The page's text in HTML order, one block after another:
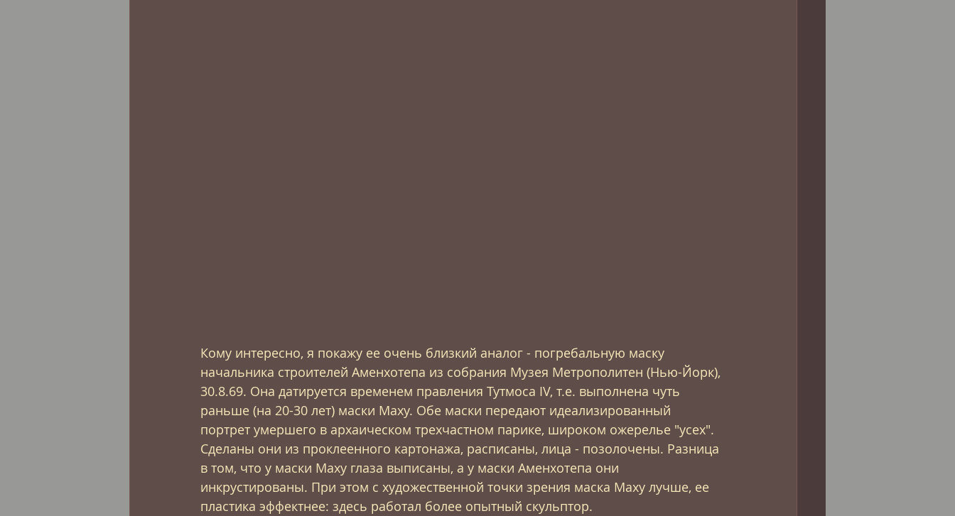
Кому интересно, я покажу ее очень близкий аналог - погребальную маску
начальника строителей Аменхотепа из собрания Музея Метрополитен (Нью-Йорк),
30.8.69. Она датируется временем правления Тутмоса IV, т.е. выполнена чуть
раньше (на 20-30 лет) маски Маху. Обе маски передают идеализированный
портрет умершего в архаическом трехчастном парике, широком ожерелье "усех".
Сделаны они из проклеенного картонажа, расписаны, лица - позолочены. Разница
в том, что у маски Маху глаза выписаны, а у маски Аменхотепа они
инкрустированы. При этом с художественной точки зрения маска Маху лучше, ее
пластика эффектнее: здесь работал более опытный скульптор.